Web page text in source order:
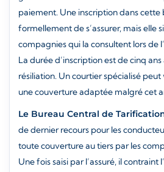
paiement. Une inscription dans cette
formellement de s’assurer, mais elle
compagnies qui la consultent lors de
La durée d’inscription est de cinq
résiliation. Un courtier spécialisé
une couverture adaptée malgré cet
Le Bureau Central de
de dernier recours pour les
toute couverture au tiers par les
Une fois saisi par l’assuré, il contraint